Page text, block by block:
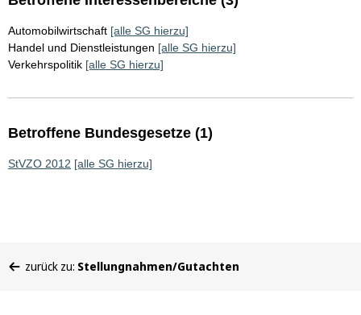
Automobilwirtschaft [alle SG hierzu]
Handel und Dienstleistungen [alle SG hierzu]
Verkehrspolitik [alle SG hierzu]
Betroffene Bundesgesetze (1)
StVZO 2012 [alle SG hierzu]
befinden
zurück zu: Stellungnahmen/Gutachten